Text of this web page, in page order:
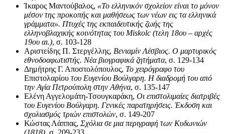
Ίκαρος Μαντούβαλος, «Το ελληνικόν σχολείον είναι το μόνον
μέσον της προκοπής και μαθήσεως των νέων εις τα ελληνικά
γράμματα». Πτυχές της εκπαιδευτικής ζωής της
ελληνοβλαχικής κοινότητας του Miskolc (τελη 18ου – αρχές
19ου αι.), σ. 103-128
Αριστείδης Π. Στεργέλλης, Βενιαμίν Λέσβιος. Ο μαρτυρικός
εθνοδοαφωτιστής. Νέα βιογραφικά ζητήματα, σ. 129-134
Δημήτρης Γ. Αποστολόπουλος, Το χειρόγραφο του
Επιστολαρίου του Ευγενίου Βούλγαρη. Η διαδρομή του από
την Αγία Πετρούπολη στην Αθήνα, σ. 135-147
Ελένη Αγγελομάτη-Τσουγκαράκη, Οι επιστολιμαίες διατριβές
του Ευγενίου Βούλγαρη. Γενικές παρατηρήσεις. Έκδοση και
σχολιασμός τριών επιστολών, σ. 149-207
Κώστας Λάππας, Σχόλια σε μια περιγραφή των Κυδωνιών
(1818), σ. 209-233